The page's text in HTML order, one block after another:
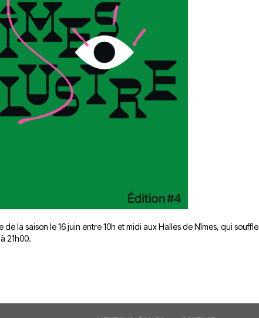
la saison le 16 juin entre 10h et midi aux Halles de Nîmes, qui souffle
21h00.